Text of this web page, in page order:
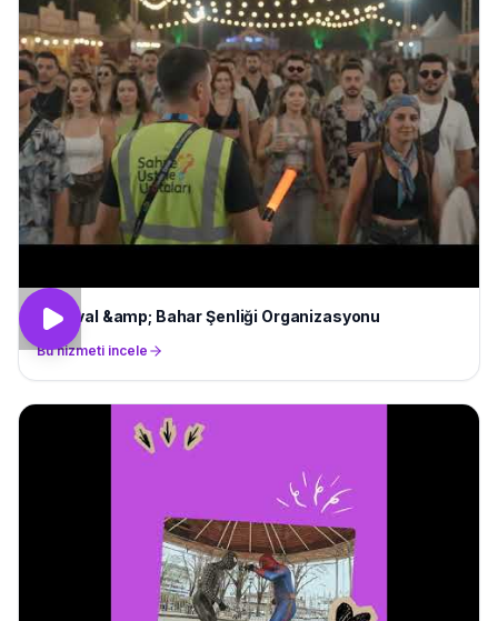
Festival &amp; Bahar Şenliği Organizasyonu
Bu hizmeti incele